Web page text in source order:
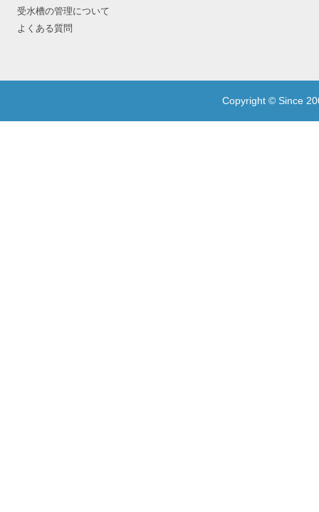
受水槽の管理について
よくある質問
Copyright © Since